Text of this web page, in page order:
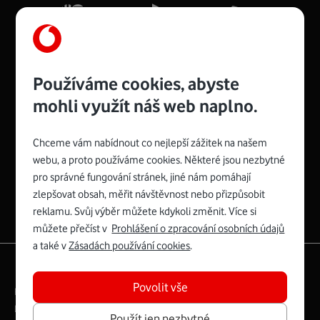
Zyxel VMG8623-T50B:
Rozměry modemu jsou 16 x 22 x 7,5 cm (včetně stojánku)
a nabízí 4 gigabitové LAN porty a bezdrátové připojení Wi-
Fi ve verzích 802.11 b/g/n/ac pro frekvenci 2,4 GHz a
Mb/s.
Více o Zyxel VMG8623-T50B
Spojte se s Vodafonem
Právní­ podmí­nky
Ochrana soukromí­
Digitální odpovědnost
Používáme cookies, abyste
mohli využít náš web naplno.
Chceme vám nabídnout co nejlepší zážitek na našem
webu, a proto používáme cookies. Některé jsou nezbytné
pro správné fungování stránek, jiné nám pomáhají
zlepšovat obsah, měřit návštěvnost nebo přizpůsobit
reklamu. Svůj výběr můžete kdykoli změnit. Více si
můžete přečíst v Prohlášení o zpracování osobních údajů
a také vZásadách používání cookies.
Povolit vše